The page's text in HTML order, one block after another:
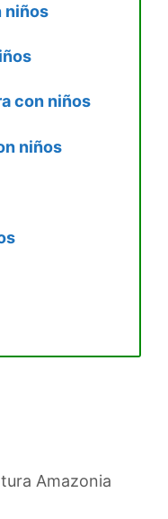
niños
con niños
niños
Amazonia